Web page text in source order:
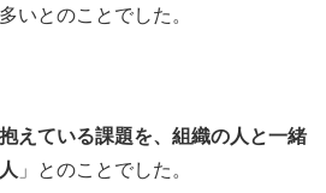
いとのことでした。
えている課題を、組織の人と一緒
」とのことでした。